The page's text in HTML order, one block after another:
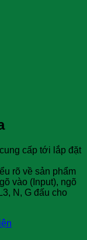
cấp tới lắp đặt
rõ về sản phẩm
vào (Input), ngõ
N, G đấu cho